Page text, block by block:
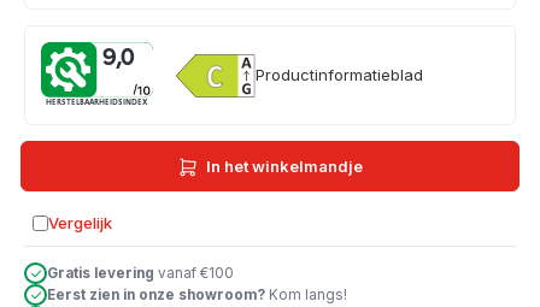
9,0
HERSTELBAARHEIDSINDEX
Productinformatieblad
In het winkelmandje
Vergelijk
Toevoegen aan vergelijking
Gratis levering vanaf €100
Eerst zien in onze showroom? Kom langs!